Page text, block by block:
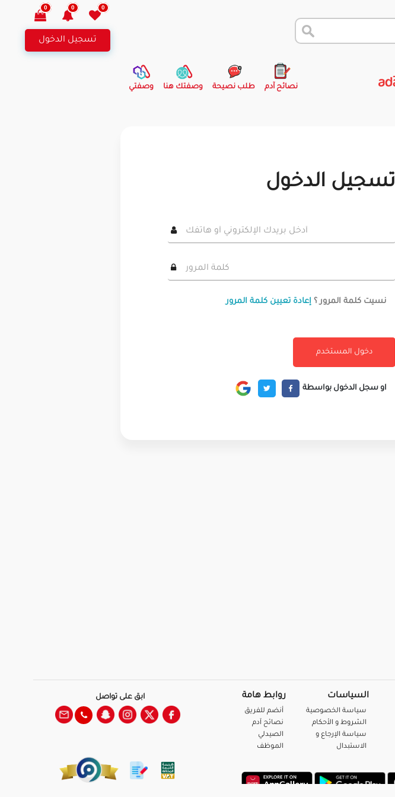
0
0
0
تسجيل الدخول
نصائح آدم طلب نصيحة وصفتك هنا وصفتي
تسجيل الدخول
نسيت كلمة المرور ؟ إعادة تعيين كلمة المرور
او سجل الدخول بواسطة
السياسات
سياسة الخصوصية
الشروط و الأحكام
سياسة الإرجاع و
الاستبدال
روابط هامة
أنضم للفريق
نصائح آدم
الصيدلي
الموظف
ابق على تواصل